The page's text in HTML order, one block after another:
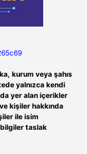
kurum veya şahıs
yalnızca kendi
yer alan içerikler
kişiler hakkında
ile isim
taslak